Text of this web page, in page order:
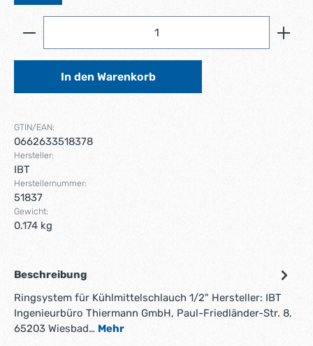
Produkt Anzahl: Gib den gewünschten Wert ein
In den Warenkorb
GTIN/EAN:
0662633518378
Hersteller:
IBT
Herstellernummer:
51837
Gewicht:
0.174 kg
Beschreibung
Ringsystem für Kühlmittelschlauch 1/2" Hersteller: IBT
Ingenieurbüro Thiermann GmbH, Paul-Friedländer-Str. 8,
65203 Wiesbad… Mehr